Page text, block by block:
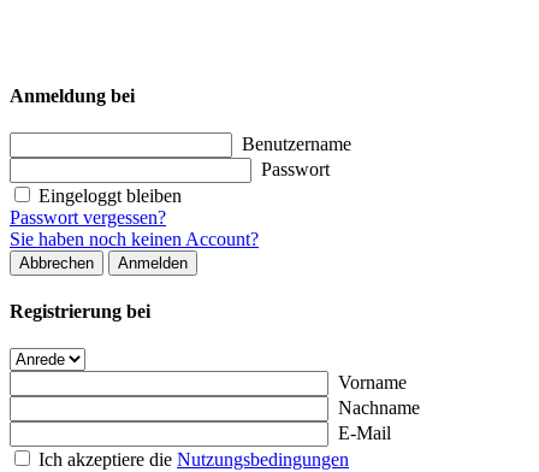
Anmeldung bei
Benutzername
Passwort
Eingeloggt bleiben
Passwort vergessen?
Sie haben noch keinen Account?
Abbrechen Anmelden
Registrierung bei
Vorname
Nachname
E-Mail
Ich akzeptiere die Nutzungsbedingungen